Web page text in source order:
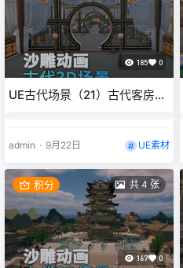
185 0
UE古代场景（21）古代客房门
admin · 9月22日 UE素材
共 4 张
积分
167 0